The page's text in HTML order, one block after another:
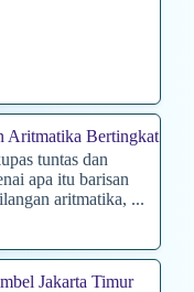
Aritmatika Bertingkat
tuntas dan
apa itu barisan
aritmatika, ...
Jakarta Timur